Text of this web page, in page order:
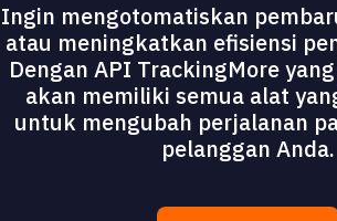
Ingin mengotomatiskan
atau meningkatkan efisiensi
Dengan API TrackingMore
akan memiliki semua alat
untuk mengubah perjalanan
pelanggan Anda.